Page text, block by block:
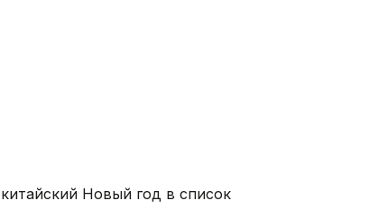
китайский Новый год в список